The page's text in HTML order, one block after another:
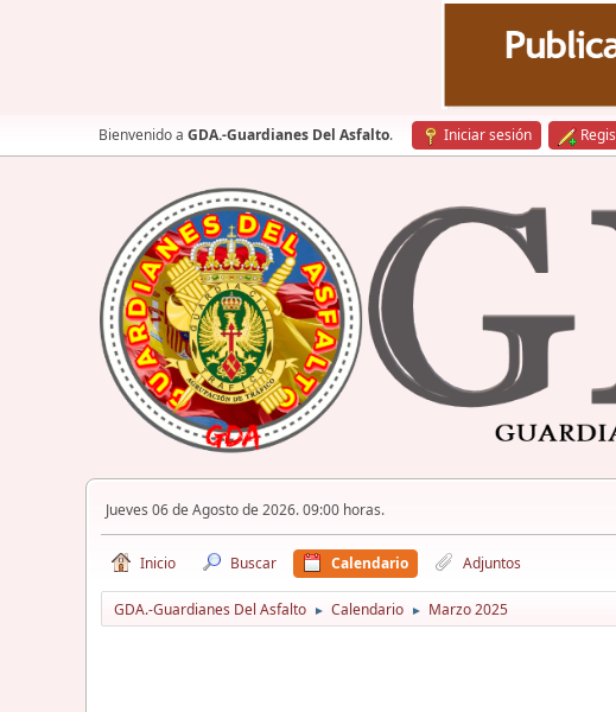
Bienvenido a GDA.-Guardianes Del Asfalto. Iniciar sesión
Jueves 06 de Agosto de 2026. 09:00 horas.
Inicio Buscar Calendario Adjuntos
GDA.-Guardianes Del Asfalto ► Calendario ► Marzo 2025